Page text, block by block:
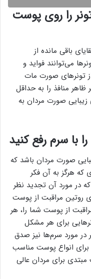
تونر را روی پوست
باقی مانده از
می‌توانند فواید و
تونرهای صورت مات
ظاهر منافذ را به حداقل
زیبایی صورت مردان به
صورت مردان باشد که
که هرگز به آن فکر
که در مورد آن تجدید نظر
روتین مراقبت از پوست
از پوست شما را، هر
برای هر مشکل
در مورد سرم‌ها نیز صدق
برای انواع پوست مناسب
برای مردان عالی